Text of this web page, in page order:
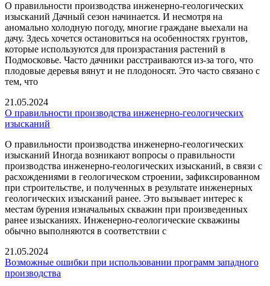
О правильности производства инженерно-геологических
изысканий Дачный сезон начинается. И несмотря на
аномально холодную погоду, многие граждане выехали на
дачу. Здесь хочется остановиться на особенностях грунтов,
которые используются для произрастания растений в
Подмосковье. Часто дачники расстраиваются из-за того, что
плодовые деревья вянут и не плодоносят. Это часто связано с
тем, что
21.05.2024
О правильности производства инженерно-геологических
изысканий
О правильности производства инженерно-геологических
изысканий Иногда возникают вопросы о правильности
производства инженерно-геологических изысканий, в связи с
расхождениями в геологическом строении, зафиксированном
при строительстве, и полученных в результате инженерных
геологических изысканий ранее. Это вызывает интерес к
местам бурения изначальных скважин при произведенных
ранее изысканиях. Инженерно-геологические скважины
обычно выполняются в соответствии с
21.05.2024
Возможные ошибки при использовании программ западного
производства